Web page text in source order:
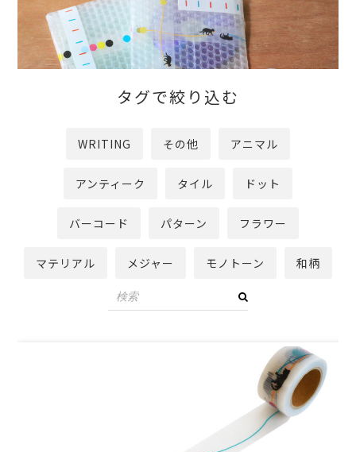
タグで絞り込む
WRITING その他 アニマル
アンティーク タイル ドット
バーコード パターン フラワー
マテリアル メジャー モノトーン 和柄